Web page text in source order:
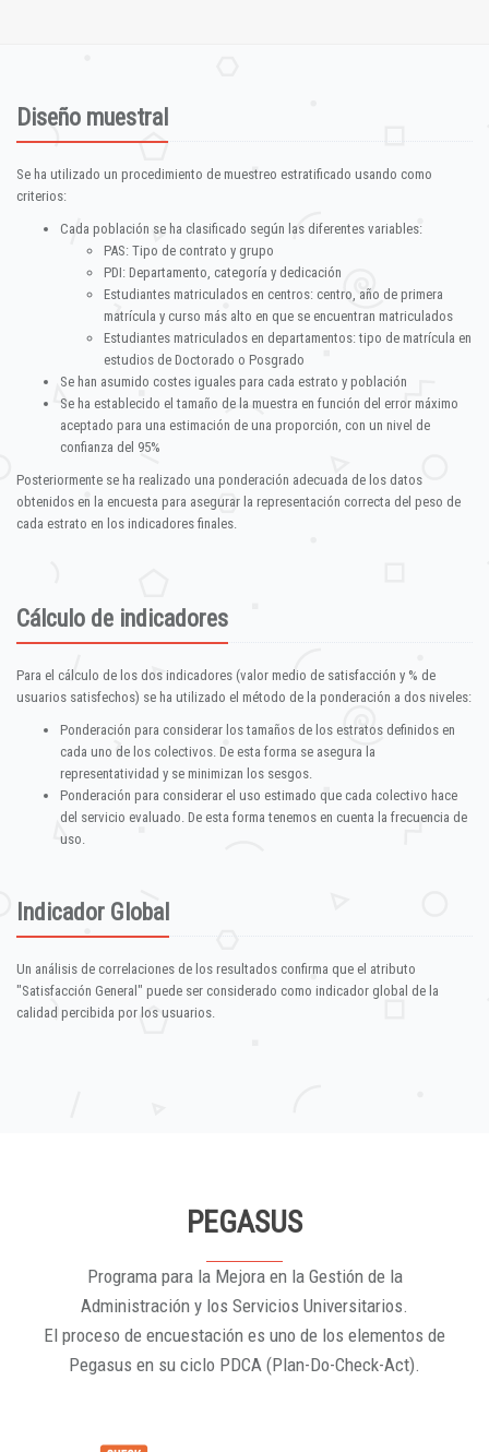
Diseño muestral
Se ha utilizado un procedimiento de muestreo estratificado usando como
criterios:
Cada población se ha clasificado según las diferentes variables:
PAS: Tipo de contrato y grupo
PDI: Departamento, categoría y dedicación
Estudiantes matriculados en centros: centro, año de primera
matrícula y curso más alto en que se encuentran matriculados
Estudiantes matriculados en departamentos: tipo de matrícula en
estudios de Doctorado o Posgrado
Se han asumido costes iguales para cada estrato y población
Se ha establecido el tamaño de la muestra en función del error máximo
aceptado para una estimación de una proporción, con un nivel de
confianza del 95%
Posteriormente se ha realizado una ponderación adecuada de los datos
obtenidos en la encuesta para asegurar la representación correcta del peso de
cada estrato en los indicadores finales.
Cálculo de indicadores
Para el cálculo de los dos indicadores (valor medio de satisfacción y % de
usuarios satisfechos) se ha utilizado el método de la ponderación a dos niveles:
Ponderación para considerar los tamaños de los estratos definidos en
cada uno de los colectivos. De esta forma se asegura la
representatividad y se minimizan los sesgos.
Ponderación para considerar el uso estimado que cada colectivo hace
del servicio evaluado. De esta forma tenemos en cuenta la frecuencia de
uso.
Indicador Global
Un análisis de correlaciones de los resultados confirma que el atributo
"Satisfacción General" puede ser considerado como indicador global de la
calidad percibida por los usuarios.
PEGASUS
Programa para la Mejora en la Gestión de la
Administración y los Servicios Universitarios.
El proceso de encuestación es uno de los elementos de
Pegasus en su ciclo PDCA (Plan-Do-Check-Act).